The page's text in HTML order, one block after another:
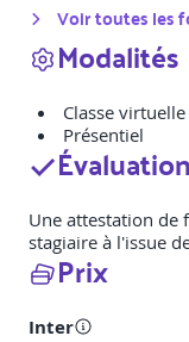
Voir toutes les
Modalités
Classe virtuelle
Présentiel
Évaluation
Une attestation de
stagiaire à l'issue
Prix
Inter